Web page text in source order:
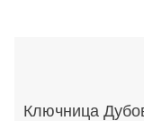
Ключница